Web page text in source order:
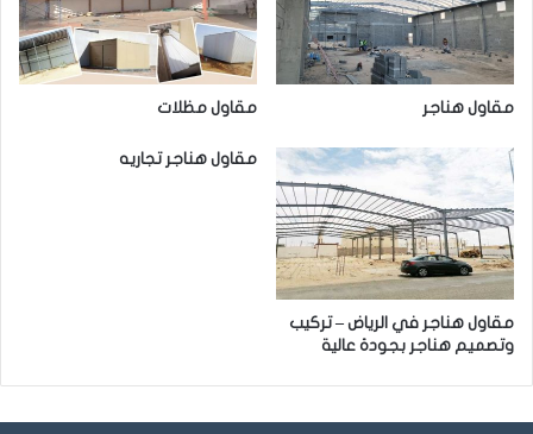
مقاول هناجر مقاول مظلات
مقاول هناجر في الرياض – تركيب
وتصميم هناجر بجودة عالية
مقاول هناجر تجاريه